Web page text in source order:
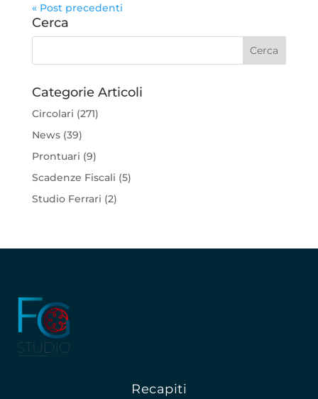
« Post precedenti
Cerca
Categorie Articoli
Circolari (271)
News(39)
Prontuari (9)
Scadenze Fiscali (5)
Studio Ferrari (2)
Recapiti